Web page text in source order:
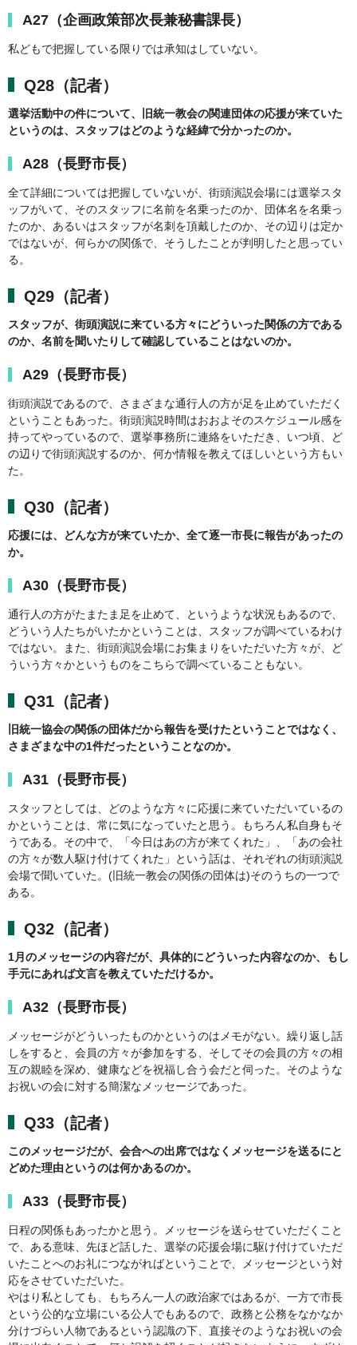
A27（企画政策部次長兼秘書課長）
私どもで把握している限りでは承知はしていない。
Q28（記者）
選挙活動中の件について、旧統一教会の関連団体の応援が来ていた
というのは、スタッフはどのような経緯で分かったのか。
A28（長野市長）
全て詳細については把握していないが、街頭演説会場には選挙スタ
ッフがいて、そのスタッフに名前を名乗ったのか、団体名を名乗っ
たのか、あるいはスタッフが名刺を頂戴したのか、その辺りは定か
ではないが、何らかの関係で、そうしたことが判明したと思ってい
る。
Q29（記者）
スタッフが、街頭演説に来ている方々にどういった関係の方である
のか、名前を聞いたりして確認していることはないのか。
A29（長野市長）
街頭演説であるので、さまざまな通行人の方が足を止めていただく
ということもあった。街頭演説時間はおおよそのスケジュール感を
持ってやっているので、選挙事務所に連絡をいただき、いつ頃、ど
の辺りで街頭演説するのか、何か情報を教えてほしいという方もい
た。
Q30（記者）
応援には、どんな方が来ていたか、全て逐一市長に報告があったの
か。
A30（長野市長）
通行人の方がたまたま足を止めて、というような状況もあるので、
どういう人たちがいたかということは、スタッフが調べているわけ
ではない。また、街頭演説会場にお集まりをいただいた方々が、ど
ういう方々かというものをこちらで調べていることもない。
Q31（記者）
旧統一協会の関係の団体だから報告を受けたということではなく、
さまざまな中の1件だったということなのか。
A31（長野市長）
スタッフとしては、どのような方々に応援に来ていただいているの
かということは、常に気になっていたと思う。もちろん私自身もそ
うである。その中で、「今日はあの方が来てくれた」、「あの会社
の方々が数人駆け付けてくれた」という話は、それぞれの街頭演説
会場で聞いていた。(旧統一教会の関係の団体は)そのうちの一つで
ある。
Q32（記者）
1月のメッセージの内容だが、具体的にどういった内容なのか、もし
手元にあれば文言を教えていただけるか。
A32（長野市長）
メッセージがどういったものかというのはメモがない。繰り返し話
しをすると、会員の方々が参加をする、そしてその会員の方々の相
互の親睦を深め、健康などを祝福し合う会だと伺った。そのような
お祝いの会に対する簡潔なメッセージであった。
Q33（記者）
このメッセージだが、会合への出席ではなくメッセージを送るにと
どめた理由というのは何かあるのか。
A33（長野市長）
日程の関係もあったかと思う。メッセージを送らせていただくこと
で、ある意味、先ほど話した、選挙の応援会場に駆け付けていただ
いたことへのお礼につながればということで、メッセージという対
応をさせていただいた。
やはり私としても、もちろん一人の政治家ではあるが、一方で市長
という公的な立場にいる公人でもあるので、政務と公務をなかなか
分けづらい人物であるという認識の下、直接そのようなお祝いの会